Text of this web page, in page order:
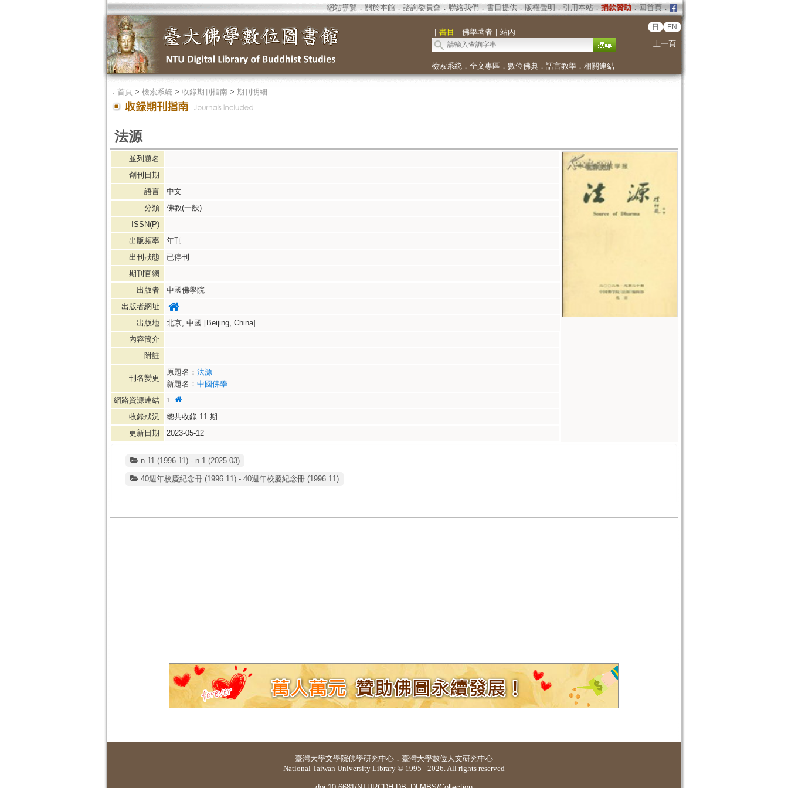
網站導覽 ． 關於本館． 諮詢委員會 ． 聯絡我們 ． 書目提供． 版權聲明． 引用本站．捐款贊助．回首頁．
｜ 書目 ｜ 佛學著者｜ 站內 ｜
日 EN
上一頁
檢索系統． 全文專區 ． 數位佛典． 語言教學． 相關連結
． 首頁> 檢索系統> 收錄期刊指南> 期刊明細
法源
並列題名
創刊日期
語言
中文
分類
佛教(一般)
ISSN(P)
出版頻率
年刊
出刊狀態
已停刊
期刊官網
出版者
中國佛學院
出版者網址
出版地
北京, 中國 [Beijing, China]
內容簡介
附註
刊名變更
原題名： 法源
新題名： 中國佛學
網路資源連結
1.
收錄狀況 總共收錄 11期
更新日期
2023-05-12
n.11 (1996.11) - n.1 (2025.03)
40週年校慶紀念冊 (1996.11) - 40週年校慶紀念冊 (1996.11)
臺灣大學文學院佛學研究中心．臺灣大學數位人文研究中心